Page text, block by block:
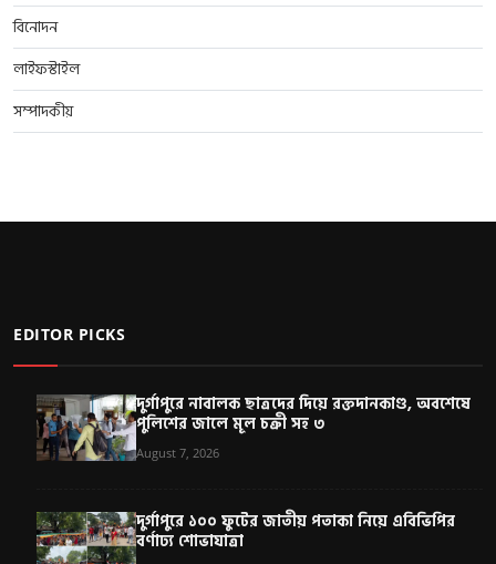
বিনোদন
লাইফস্টাইল
সম্পাদকীয়
EDITOR PICKS
দুর্গাপুরে নাবালক ছাত্রদের দিয়ে রক্তদানকাণ্ড, অবশেষে
পুলিশের জালে মূল চক্রী সহ ৩
August 7, 2026
দুর্গাপুরে ১০০ ফুটের জাতীয় পতাকা নিয়ে এবিভিপির
বর্ণাঢ্য শোভাযাত্রা